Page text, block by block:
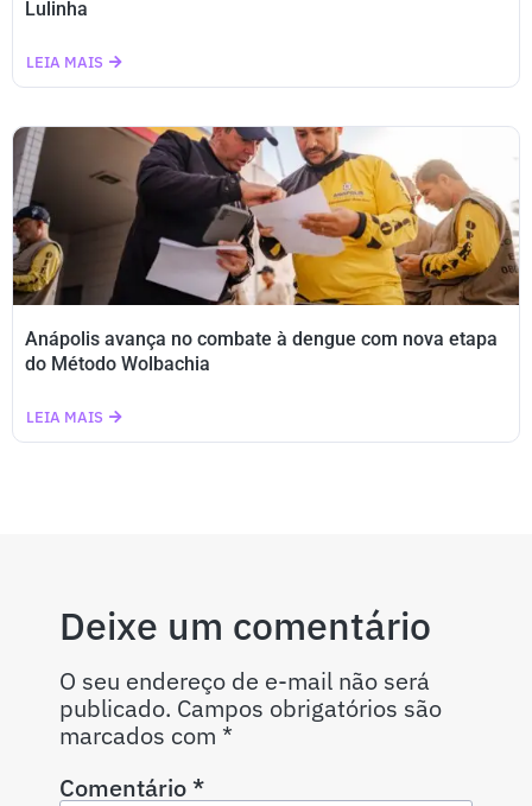
Lulinha
LEIA MAIS
Anápolis avança no combate à dengue com nova etapa
do Método Wolbachia
LEIA MAIS
Deixe um comentário
O seu endereço de e-mail não será
publicado. Campos obrigatórios são
marcados com *
Comentário*